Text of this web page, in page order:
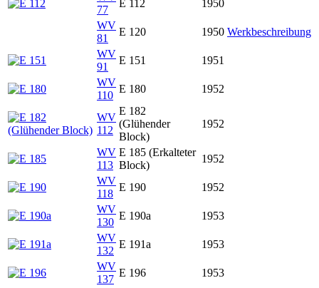
77
E 112
1950
WV
81
E 120 1950 Werkbeschreibung
WV
91
E 151
1951
WV
110
E 180 1952
WV
112
E 182
(Glühender
Block)
1952
WV
113
E 185 (Erkalteter
Block)
1952
WV
118
E 190
1952
WV
130
E 190a
1953
WV
132
E 191a
1953
WV
137
E 196
1953